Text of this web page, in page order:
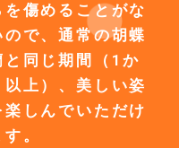
を傷めることがな
ので、通常の胡蝶
と同じ期間（1か
以上）、美しい姿
楽しんでいただけ
す。